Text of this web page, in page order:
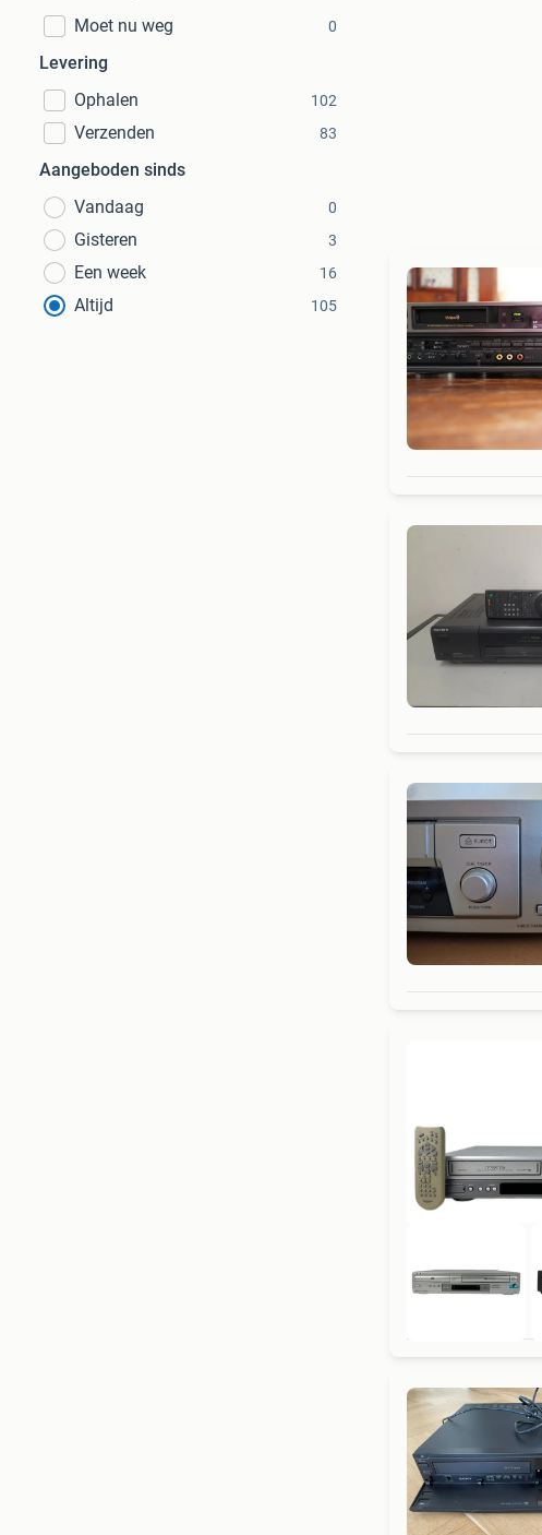
Moet nu weg
0
Levering
Ophalen
102
Verzenden 83
Aangeboden sinds
Vandaag
0
Gisteren 3
Een week 16
Altijd 105